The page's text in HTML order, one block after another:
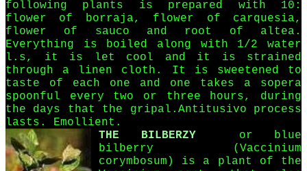
following plants is prepared with 10:
flower of borraja, flower of carquesia,
flower of sauco and root of altea.
Everything is boiled along with 1/2 water
l.s, it is let cool and it is strained
through a linen cloth. It is sweetened to
taste of each one and one takes a sopera
spoonful every two or three hours, during
the days that the gripal.Antitusivo process
lasts. Emollient.
THE BILBERZY
or blue
bilberry (Vaccinium
corymbosum) is a plant of the